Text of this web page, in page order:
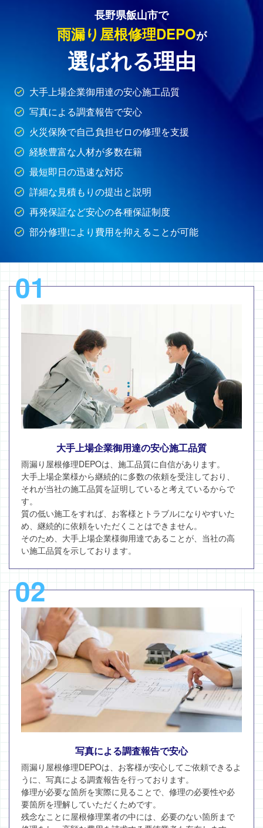
長野県飯山市で
雨漏り屋根修理DEPOが
選ばれる理由
大手上場企業御用達の安心施工品質
写真による調査報告で安心
火災保険で自己負担ゼロの修理を支援
経験豊富な人材が多数在籍
最短即日の迅速な対応
詳細な見積もりの提出と説明
再発保証など安心の各種保証制度
部分修理により費用を抑えることが可能
01
大手上場企業御用達の安心施工品質
雨漏り屋根修理DEPOは、施工品質に自信があります。
大手上場企業様から継続的に多数の依頼を受注しており、
それが当社の施工品質を証明していると考えているからで
す。
質の低い施工をすれば、お客様とトラブルになりやすいた
め、継続的に依頼をいただくことはできません。
そのため、大手上場企業様御用達であることが、当社の高
い施工品質を示しております。
02
写真による調査報告で安心
雨漏り屋根修理DEPOは、お客様が安心してご依頼できるよ
うに、写真による調査報告を行っております。
修理が必要な箇所を実際に見ることで、修理の必要性や必
要箇所を理解していただくためです。
残念なことに屋根修理業者の中には、必要のない箇所まで